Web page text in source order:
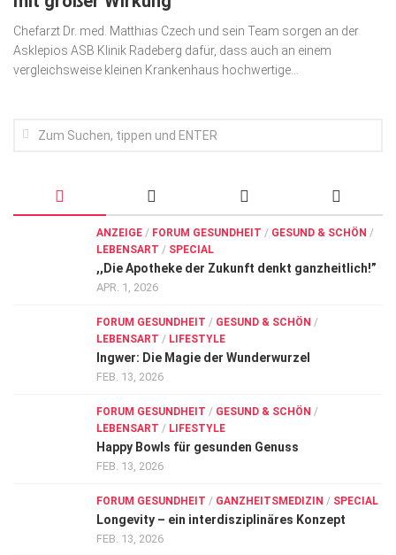
Wirtschaft, Recht, Finanzen
Zahn, Mund, Kiefer
Forum Gesundheit
Sehen
Kampf gegen Krebs
Chefarzt Dr. med. Matthias Czech und sein Team sorgen an der
Asklepios ASB Klinik Radeberg dafür, dass auch an einem
vergleichsweise kleinen Krankenhaus hochwertige...
ANZEIGE / FORUM GESUNDHEIT / GESUND & SCHÖN /
LEBENSART / SPECIAL
,,Die Apotheke der Zukunft denkt ganzheitlich!”
APR. 1, 2026
FORUM GESUNDHEIT / GESUND & SCHÖN /
LEBENSART / LIFESTYLE
Ingwer: Die Magie der Wunderwurzel
FEB. 13, 2026
FORUM GESUNDHEIT / GESUND & SCHÖN /
LEBENSART / LIFESTYLE
Happy Bowls für gesunden Genuss
FEB. 13, 2026
FORUM GESUNDHEIT / GANZHEITSMEDIZIN / SPECIAL
Longevity – ein interdisziplinäres Konzept
FEB. 13, 2026